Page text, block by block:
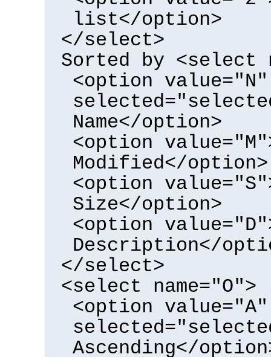
list</option>
</select>
Sorted by <select
<option value="N"
Name</option>
<option
Modified</option>
<option
Size</option>
<option
Description</
</select>
<select name="O">
<option value="A"
Ascending</